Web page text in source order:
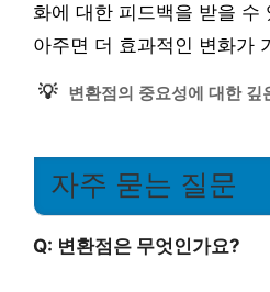
화에 대한 피드백을 받을 수
아주면 더 효과적인 변화가
💡 변환점의 중요성에 대한 깊
자주 묻는 질문
Q: 변환점은 무엇인가요?